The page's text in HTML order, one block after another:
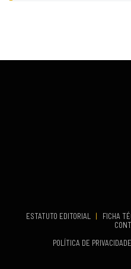
Set 19, 2026
COMEÇA
ESTATUTO EDITORIAL | FICHA
POLÍTICA DE PRIVACIDADE